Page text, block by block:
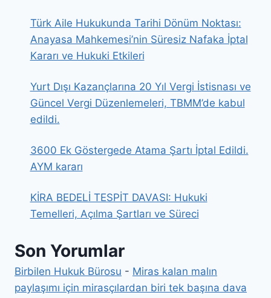
Türk Aile Hukukunda Tarihi Dönüm Noktası:
Anayasa Mahkemesi’nin Süresiz Nafaka İptal
Kararı ve Hukuki Etkileri
Yurt Dışı Kazançlarına 20 Yıl Vergi İstisnası ve
Güncel Vergi Düzenlemeleri, TBMM’de kabul
edildi.
3600 Ek Göstergede Atama Şartı İptal Edildi.
AYM kararı
KİRA BEDELİ TESPİT DAVASI: Hukuki
Temelleri, Açılma Şartları ve Süreci
Son Yorumlar
Birbilen Hukuk Bürosu - Miras kalan malın
paylaşımı için mirasçılardan biri tek başına dava